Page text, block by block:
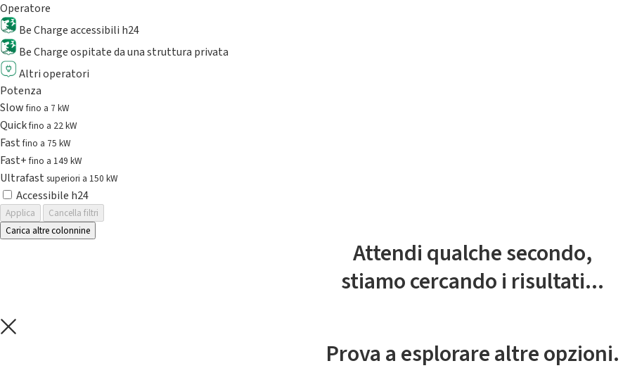
Operatore
Be Charge accessibili h24
Be Charge ospitate da una struttura privata
Altri operatori
Potenza
Slowfino a 7 kW
Quickfino a 22 kW
Fastfino a 75 kW
Fast+fino a 149 kW
Ultrafast superiori a 150 kW
Accessibile h24
Applica
Cancella filtri
Carica altre colonnine
Attendi qualche secondo,
stiamo cercando i risultati...
Prova a esplorare altre opzioni.